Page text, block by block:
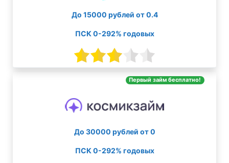
До 15000 рублей от 0.4
ПСК 0-292% годовых
Первый займ бесплатно!
До 30000 рублей от 0
ПСК 0-292% годовых